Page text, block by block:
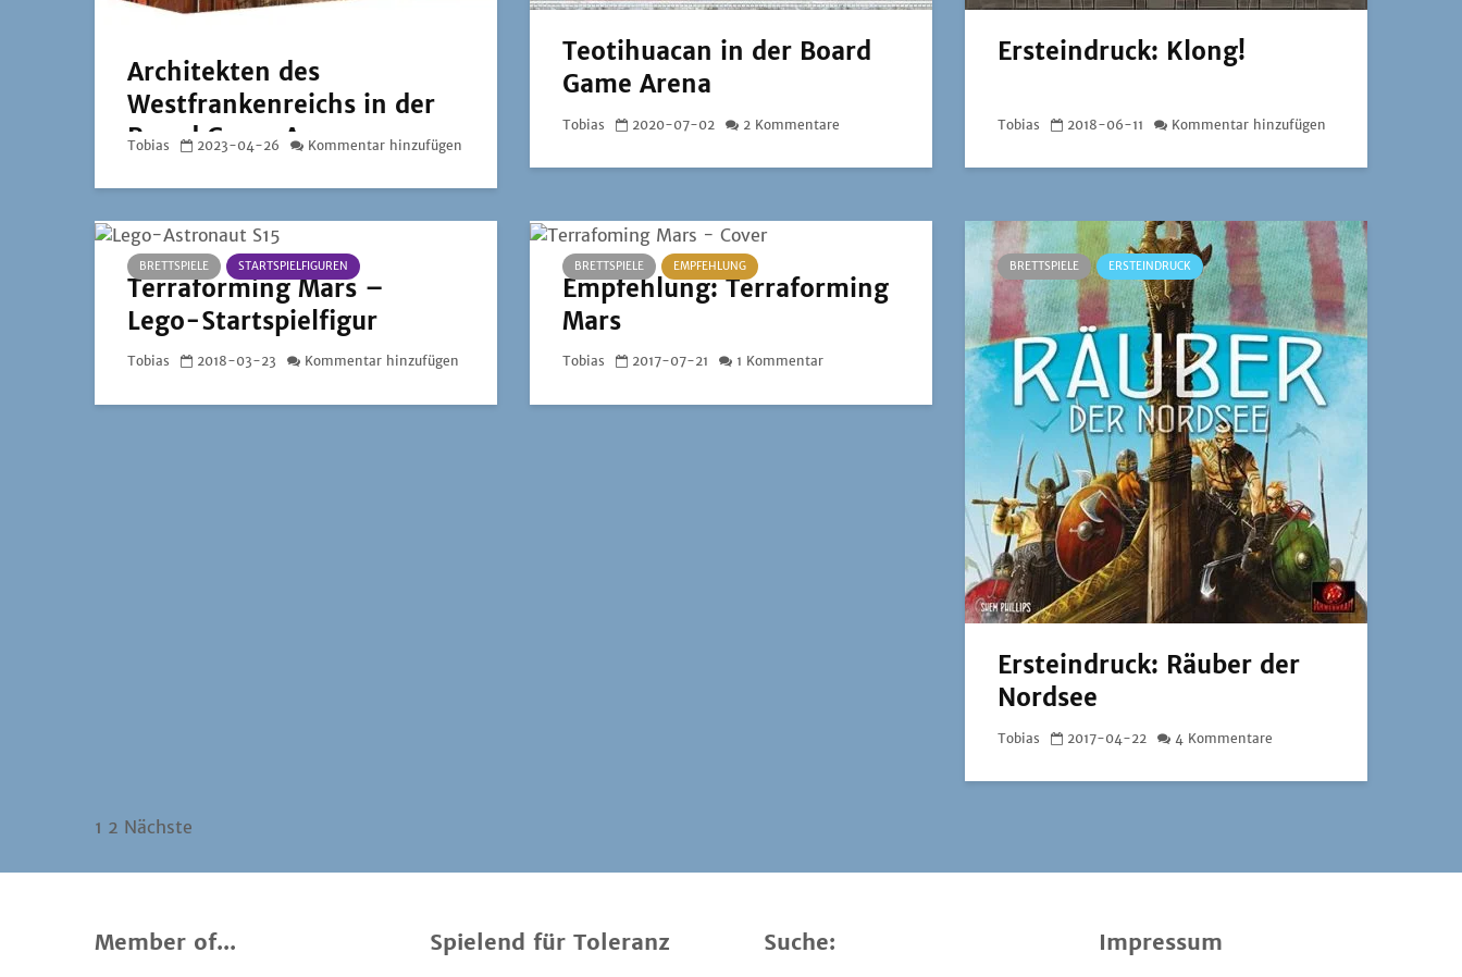
Architekten des
Westfrankenreichs in der
Board Game Arena
Tobias 2023-04-26 Kommentar hinzufügen
Teotihuacan in der Board
Game Arena
Tobias 2020-07-02 2 Kommentare
Ersteindruck: Klong!
Tobias 2018-06-11 Kommentar hinzufügen
BRETTSPIELE STARTSPIELFIGUREN
Terraforming Mars –
Lego-Startspielfigur
Tobias 2018-03-23 Kommentar hinzufügen
BRETTSPIELE EMPFEHLUNG
Empfehlung: Terraforming
Mars
Tobias 2017-07-21 1 Kommentar
BRETTSPIELE ERSTEINDRUCK
Ersteindruck: Räuber der
Nordsee
Tobias 2017-04-22 4 Kommentare
1 2 Nächste
Member of... Spielend für Toleranz Suche: Impressum